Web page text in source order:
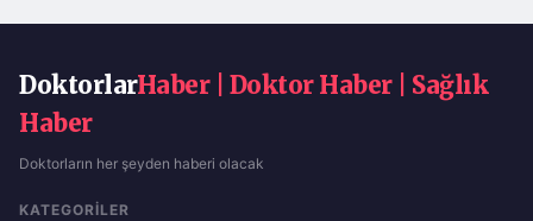
DoktorlarHaber | Doktor Haber | Sağlık
Haber
Doktorların her şeyden haberi olacak
KATEGORILER